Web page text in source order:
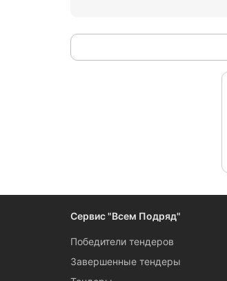
Сервис "Всем Подряд"
Победители тендеров
Завершенные тендеры